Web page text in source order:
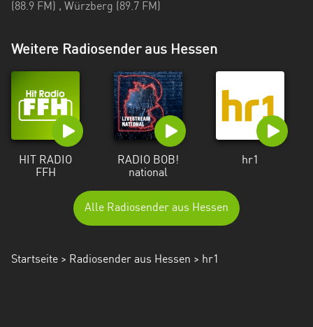
(88.9 FM) , Würzberg (89.7 FM)
Weitere Radiosender aus Hessen
HIT RADIO
FFH
RADIO BOB!
national
hr1
Alle Radiosender aus Hessen
Startseite > Radiosender aus Hessen > hr1